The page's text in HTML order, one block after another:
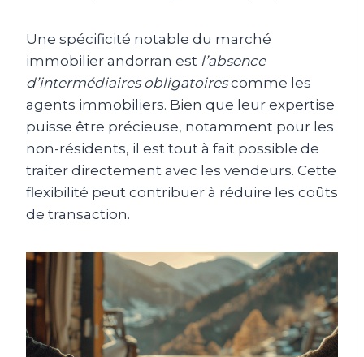
Une spécificité notable du marché
immobilier andorran est l’absence
d’intermédiaires obligatoirescomme les
agents immobiliers. Bien que leur expertise
puisse être précieuse, notamment pour les
non-résidents, il est tout à fait possible de
traiter directement avec les vendeurs. Cette
flexibilité peut contribuer à réduire les coûts
de transaction.